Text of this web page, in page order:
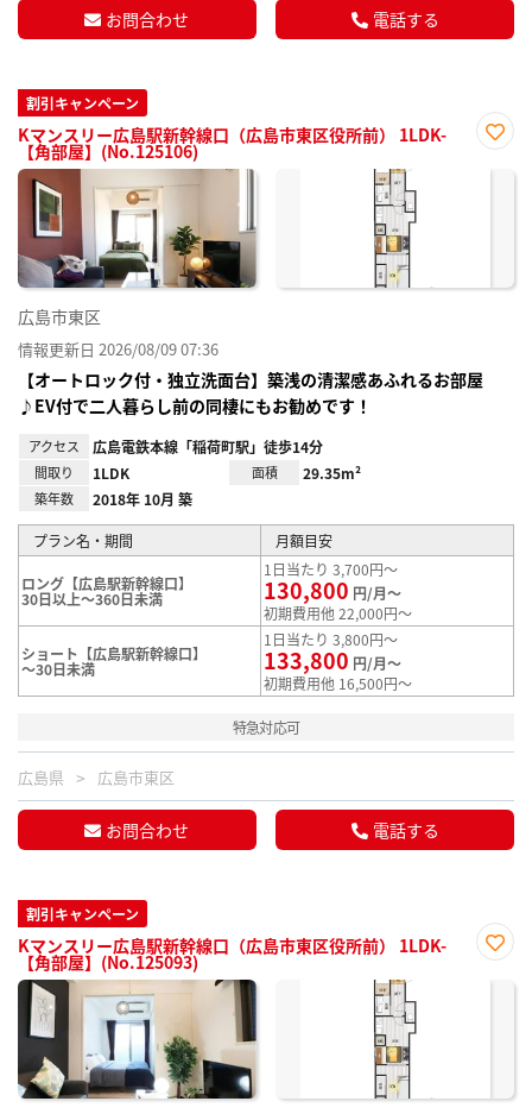
お問合わせ 電話する
割引キャンペーン
Kマンスリー広島駅新幹線口（広島市東区役所前） 1LDK-
【角部屋】(No.125106)
に入
広島市東区
情報更新日 2026/08/09 07:36
【オートロック付・独立洗面台】築浅の清潔感あふれるお部屋
♪EV付で二人暮らし前の同棲にもお勧めです！
アクセス 広島電鉄本線「稲荷町駅」徒歩14分
間取り 1LDK 面積 29.35m²
築年数 2018年 10月 築
プラン名・期間 月額目安
ロング【広島駅新幹線口】
30日以上～360日未満
1日当たり 3,700円～
130,800 円/月～
初期費用他 22,000円～
ショート【広島駅新幹線口】
～30日未満
1日当たり 3,800円～
133,800 円/月～
初期費用他 16,500円～
特急対応可
広島県 広島市東区
お問合わせ 電話する
割引キャンペーン
Kマンスリー広島駅新幹線口（広島市東区役所前） 1LDK-
【角部屋】(No.125093)
に入